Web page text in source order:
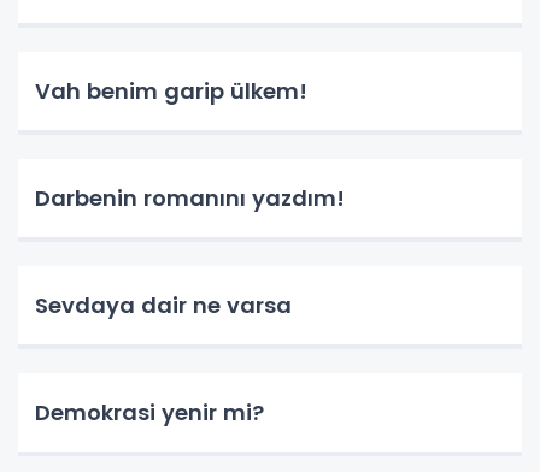
Vah benim garip ülkem!
Darbenin romanını yazdım!
Sevdaya dair ne varsa
Demokrasi yenir mi?